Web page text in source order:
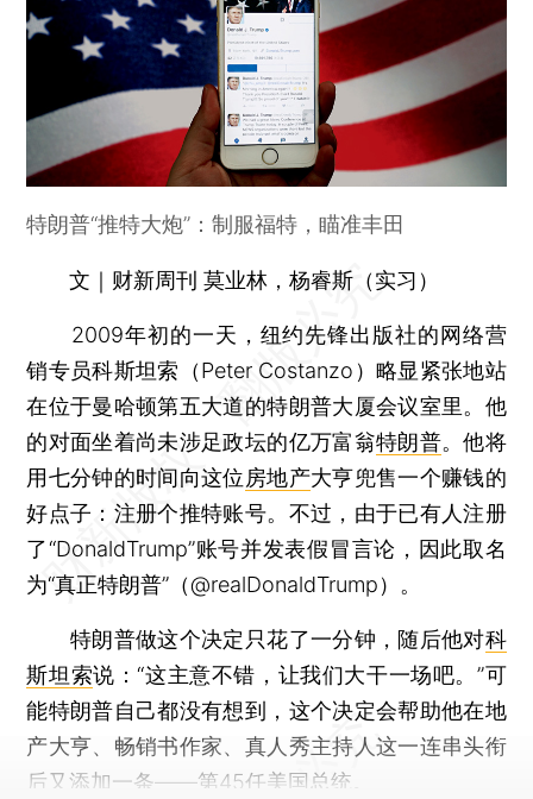
特朗普“推特大炮”：制服福特，瞄准丰田
文｜财新周刊 莫业林，杨睿斯（实习）
2009年初的一天，纽约先锋出版社的网络营
销专员科斯坦索（Peter Costanzo）略显紧张地站
在位于曼哈顿第五大道的特朗普大厦会议室里。他
的对面坐着尚未涉足政坛的亿万富翁特朗普。他将
用七分钟的时间向这位房地产大亨兜售一个赚钱的
好点子：注册个推特账号。不过，由于已有人注册
了“DonaldTrump”账号并发表假冒言论，因此取名
为“真正特朗普”（@realDonaldTrump）。
特朗普做这个决定只花了一分钟，随后他对科
斯坦索说：“这主意不错，让我们大干一场吧。”可
能特朗普自己都没有想到，这个决定会帮助他在地
产大亨、畅销书作家、真人秀主持人这一连串头衔
后又添加一条——第45任美国总统